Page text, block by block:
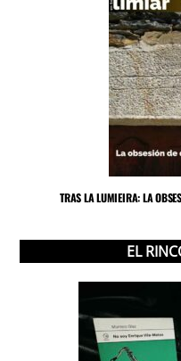
TRAS LA LUMIEIRA: LA
EL